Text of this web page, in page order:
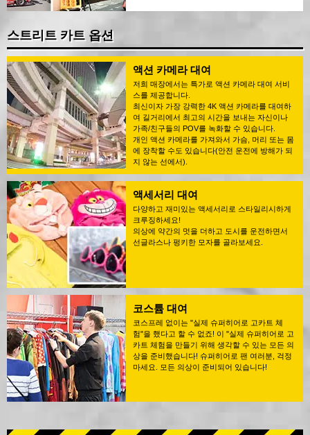
스트리트 카트 옵션
액션 카메라 대여
저희 매장에서는 특가로 액션 카메라 대여 서비
스를 제공합니다.
최신이자 가장 강력한 4K 액션 카메라를 대여하
여 길거리에서 최고의 시간을 보내는 자신이나
가족/친구들의 POV를 녹화할 수 있습니다.
개인 액션 카메라를 가져와서 가슴, 머리 또는 몸
에 장착할 수도 있습니다(안전 운전에 방해가 되
지 않는 선에서).
액세서리 대여
다양하고 재미있는 액세서리로 스타일리시하게
크루징하세요!
의상에 약간의 멋을 더하고 도시를 운전하면서
선글라스나 펑키한 모자를 골라보세요.
코스튬 대여
코스프레 없이는 "실제 슈퍼히어로 고카트 체
험"을 했다고 할 수 없죠! 이 "실제 슈퍼히어로 고
카트 체험을 만들기 위해 생각할 수 있는 모든 의
상을 준비했습니다! 슈퍼히어로 팬 여러분, 걱정
마세요. 모든 의상이 준비되어 있습니다!